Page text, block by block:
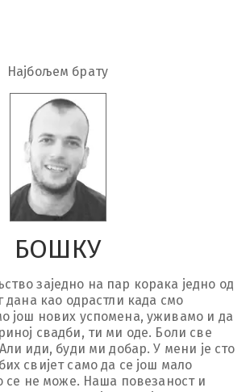
Најбољем брату
БОШКУ
заједно на пар корака једно од
дана као одрастли када смо
још нових успомена, уживамо и да
свадби, ти ми оде. Боли све
иди, буди ми добар. У мени је сто
свијет само да се још мало
се не може. Наша повезаност и